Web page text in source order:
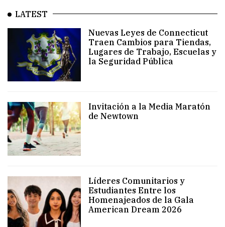
LATEST
Nuevas Leyes de Connecticut
Traen Cambios para Tiendas,
Lugares de Trabajo, Escuelas y
la Seguridad Pública
Invitación a la Media Maratón
de Newtown
Líderes Comunitarios y
Estudiantes Entre los
Homenajeados de la Gala
American Dream 2026